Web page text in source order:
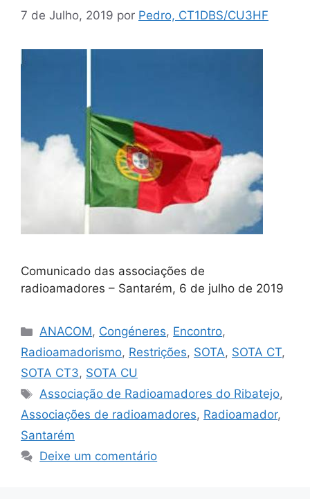
7 de Julho, 2019 por Pedro, CT1DBS/CU3HF
Comunicado das associações de
radioamadores – Santarém, 6 de julho de 2019
Categorias
ANACOM, Congéneres, Encontro,
Radioamadorismo, Restrições, SOTA, SOTA CT,
SOTA CT3, SOTA CU
Etiquetas
Associação de Radioamadores do Ribatejo,
Associações de radioamadores, Radioamador,
Santarém
Deixe um comentário